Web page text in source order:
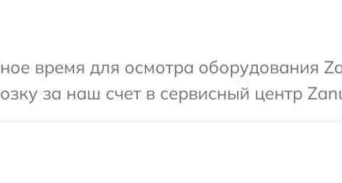
время для осмотра оборудования
за наш счет в сервисный центр